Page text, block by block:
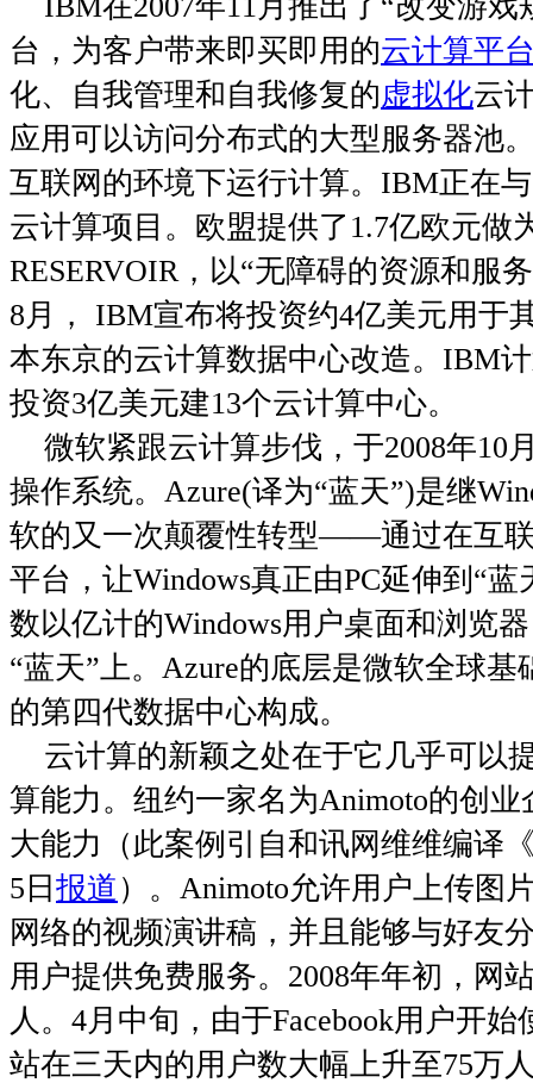
台，为客户带来即买即用的云计算平
化、自我管理和自我修复的虚拟化云
应用可以访问分布式的大型服务器池
互联网的环境下运行计算。 IBM正在与
云计算项目。欧盟提供了 1.7亿欧元做
RESERVOIR，以“无障碍的资源和服
8月， IBM宣布将投资约4亿美元用于
本东京的云计算数据中心改造。 IBM
投资3亿美元建13个云计算中心。
微软紧跟云计算步伐，于2008年10
操作系统。 Azure(译为“蓝天”)是继
软的又一次颠覆性转型——通过在互
平台，让Windows真正由PC延伸到“蓝
数以亿计的Windows用户桌面和浏览
“蓝天”上。 Azure的底层是微软全球基
的第四代数据中心构成。
云计算的新颖之处在于它几乎可以
算能力。纽约一家名为Animoto的创业
大能力（此案例引自和讯网维维编译
5 日 报道 ）。 Animoto允许用户上传图
网络的视频演讲稿，并且能够与好友
用户提供免费服务。 2008年年初，网
人。 4月中旬，由于Facebook用户开始
站在三天内的用户数大幅上升至75万